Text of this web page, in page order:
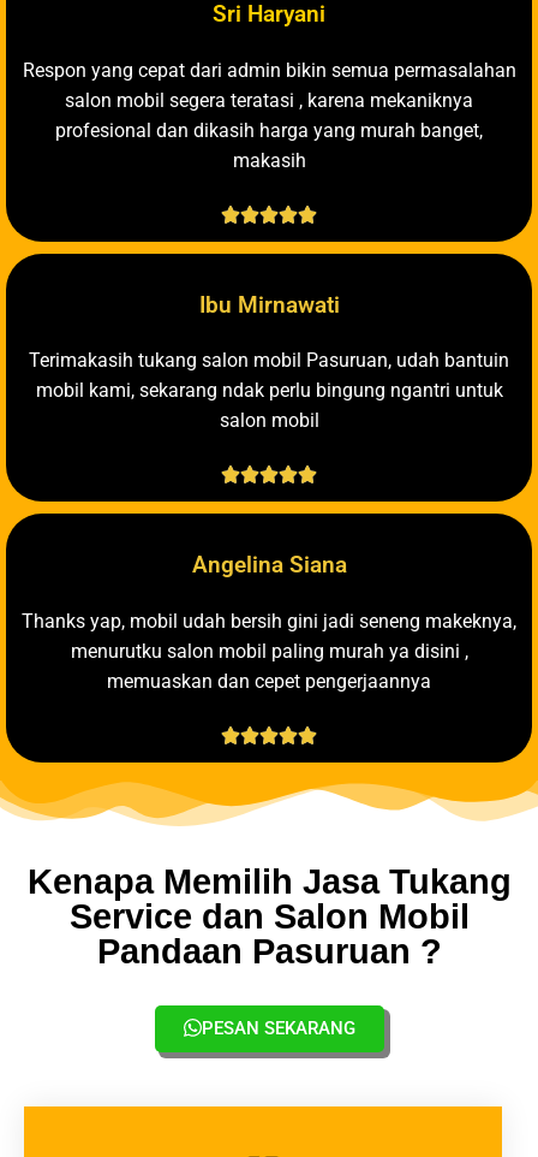
Sri Haryani
Respon yang cepat dari admin bikin semua permasalahan
salon mobil segera teratasi , karena mekaniknya
profesional dan dikasih harga yang murah banget,
makasih

Ibu Mirnawati
Terimakasih tukang salon mobil Pasuruan, udah bantuin
mobil kami, sekarang ndak perlu bingung ngantri untuk
salon mobil

Angelina Siana
Thanks yap, mobil udah bersih gini jadi seneng makeknya,
menurutku salon mobil paling murah ya disini ,
memuaskan dan cepet pengerjaannya

Kenapa Memilih Jasa Tukang
Service dan Salon Mobil
Pandaan Pasuruan ?
PESAN SEKARANG